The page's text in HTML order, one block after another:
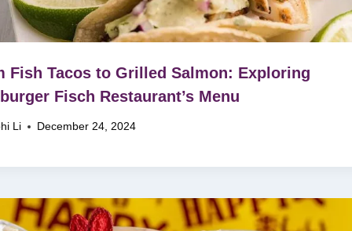
Fish Tacos to Grilled Salmon: Exploring
Fisch Restaurant’s Menu
Li December 24, 2024